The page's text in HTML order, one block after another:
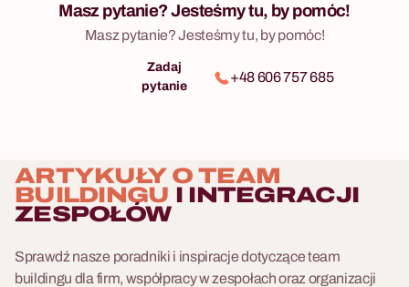
Masz pytanie? Jesteśmy tu, by pomóc!
Masz pytanie? Jesteśmy tu, by pomóc!
Zadaj
pytanie
+48 606 757 685
ARTYKUŁY O TEAM
BUILDINGU I INTEGRACJI
ZESPOŁÓW
Sprawdź nasze poradniki i inspiracje dotyczące team
buildingu dla firm, współpracy w zespołach oraz organizacji